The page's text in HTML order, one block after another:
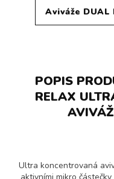
Aviváže DUAL
POPIS
RELAX
Ultra koncentrovaná
aktivními mikro